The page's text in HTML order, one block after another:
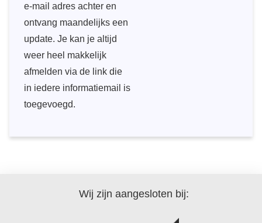
e-mail adres achter en
ontvang maandelijks een
update. Je kan je altijd
weer heel makkelijk
afmelden via de link die
in iedere informatiemail is
toegevoegd.
Wij zijn aangesloten bij: